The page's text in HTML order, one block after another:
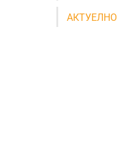
АКТУЕЛНО